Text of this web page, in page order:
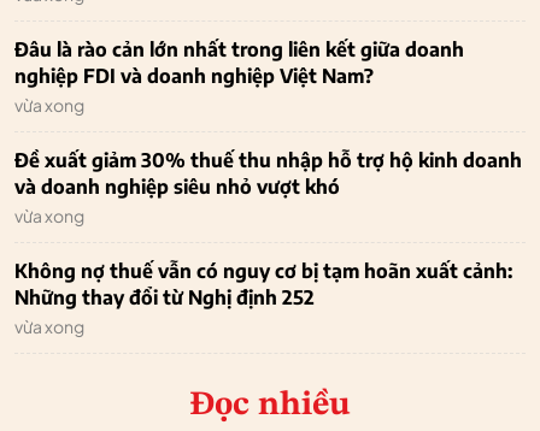
Đâu là rào cản lớn nhất trong liên kết giữa doanh
nghiệp FDI và doanh nghiệp Việt Nam?
vừa xong
Đề xuất giảm 30% thuế thu nhập hỗ trợ hộ kinh doanh
và doanh nghiệp siêu nhỏ vượt khó
vừa xong
Không nợ thuế vẫn có nguy cơ bị tạm hoãn xuất cảnh:
Những thay đổi từ Nghị định 252
vừa xong
Đọc nhiều